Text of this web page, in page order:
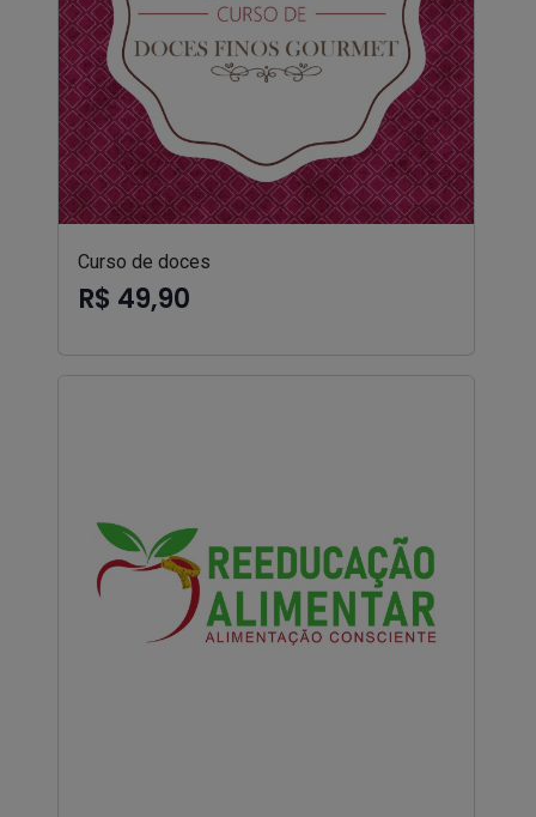
Curso de doces
R$ 49,90